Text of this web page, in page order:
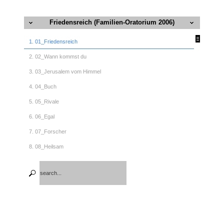
Friedensreich (Familien-Oratorium 2006)
1. 01_Friedensreich
2. 02_Wann kommst du
3. 03_Jerusalem vom Himmel
4. 04_Buch
5. 05_Rivale
6. 06_Egal
7. 07_Forscher
8. 08_Heilsam
9. 09_Angedockt
10. 10_Hiob